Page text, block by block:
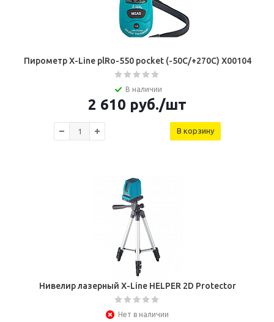
Пирометр X-Line plRo-550 pocket (-50C/+270C) Х00104
В наличии
2 610 руб./шт
В корзину
Нивелир лазерный X-Line HELPER 2D Protector
Нет в наличии